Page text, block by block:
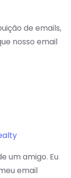
de emails,
nosso email
um amigo. Eu
email